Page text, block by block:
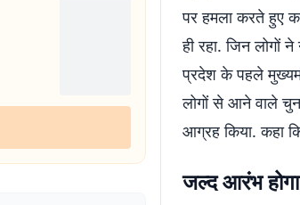
पर हमला करते हुए
ही रहा. जिन लोगों
प्रदेश के पहले
लोगों से आने वाले
आग्रह किया. कहा
जल्द आरंभ होगा